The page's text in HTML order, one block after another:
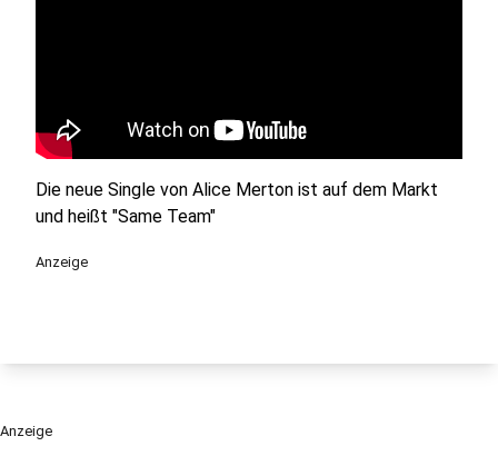
Die neue Single von Alice Merton ist auf dem Markt
und heißt "Same Team"
Anzeige
Anzeige